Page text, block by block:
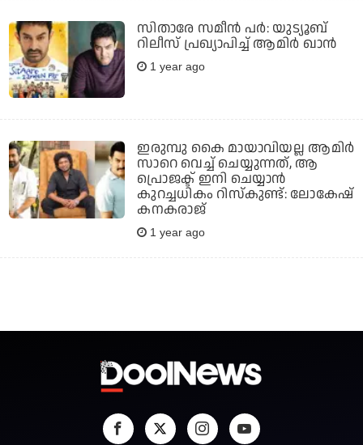
സിതാരേ സമീൻ പർ: യുട്യൂബ്
റിലീസ് പ്രഖ്യാപിച്ച് ആമിർ ഖാൻ
1 year ago
ഇരുമ്പു കൈ മായാവിയല്ല ആമിര്‍
സാറെ വെച്ച് ചെയ്യുന്നത്, ആ
പ്രൊജക്ട് ഇനി ചെയ്യാന്‍
കുറച്ചധികം റിസ്‌കുണ്ട്: ലോകേഷ്
കനകരാജ്
1 year ago